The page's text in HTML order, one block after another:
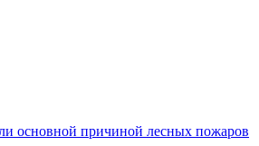
основной причиной лесных пожаров